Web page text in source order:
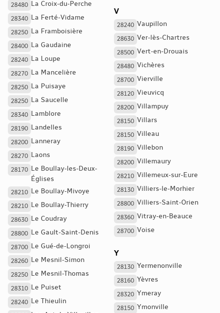
28480 La Croix-du-Perche
28340 La Ferté-Vidame
28250 La Framboisière
28400 La Gaudaine
28240 La Loupe
28270 La Mancelière
28250 La Puisaye
28250 La Saucelle
28340 Lamblore
28190 Landelles
28200 Lanneray
28270 Laons
28170
Le Boullay-les-Deux-
Églises
28210 Le Boullay-Mivoye
28210 Le Boullay-Thierry
28630 Le Coudray
28800 Le Gault-Saint-Denis
28700 Le Gué-de-Longroi
28260 Le Mesnil-Simon
28250 Le Mesnil-Thomas
28310 Le Puiset
28240 Le Thieulin
V
28240 Vaupillon
28630 Ver-lès-Chartres
28500 Vert-en-Drouais
28480 Vichères
28700 Vierville
28120 Vieuvicq
28200 Villampuy
28150 Villars
28150 Villeau
28190 Villebon
28200 Villemaury
28210 Villemeux-sur-Eure
28130 Villiers-le-Morhier
28800 Villiers-Saint-Orien
28360 Vitray-en-Beauce
28700 Voise
Y
28130 Yermenonville
28160 Yèvres
28320 Ymeray
28150 Ymonville